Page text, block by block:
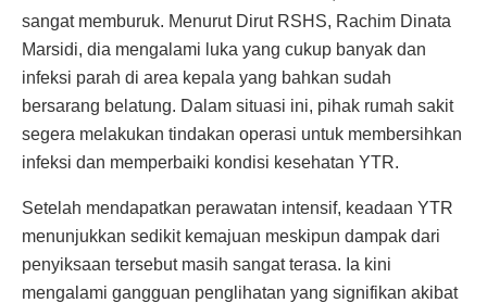
sangat memburuk. Menurut Dirut RSHS, Rachim Dinata
Marsidi, dia mengalami luka yang cukup banyak dan
infeksi parah di area kepala yang bahkan sudah
bersarang belatung. Dalam situasi ini, pihak rumah sakit
segera melakukan tindakan operasi untuk membersihkan
infeksi dan memperbaiki kondisi kesehatan YTR.
Setelah mendapatkan perawatan intensif, keadaan YTR
menunjukkan sedikit kemajuan meskipun dampak dari
penyiksaan tersebut masih sangat terasa. Ia kini
mengalami gangguan penglihatan yang signifikan akibat